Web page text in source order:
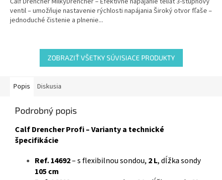
ventil – umožňuje nastavenie rýchlosti napájania Široký otvor fľaše –
jednoduché čistenie a plnenie...
ZOBRAZIŤ VŠETKY SÚVISIACE PRODUKTY
Popis Diskusia
Podrobný popis
Calf Drencher Profi – Varianty a technické
špecifikácie
Ref. 14692– s flexibilnou sondou, 2 L, dĺžka sondy
105 cm